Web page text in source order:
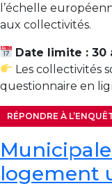
l’échelle
aux collectivités.
Date limite : 30
Les collectivités
questionnaire en
RÉPONDRE À
logement